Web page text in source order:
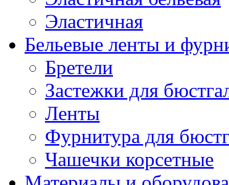
Эластичная
Бельевые ленты и
Бретели
Застежки для
Ленты
Фурнитура для
Чашечки корсетные